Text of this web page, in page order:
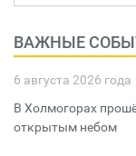
ВАЖНЫЕ
6 августа 2026 года
В Холмогорах
открытым небом